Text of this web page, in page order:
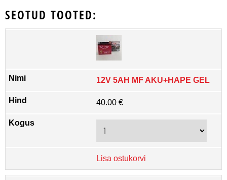
SEOTUD TOOTED:
12V 5AH MF AKU+HAPE GEL
40.00 €
Lisa ostukorvi